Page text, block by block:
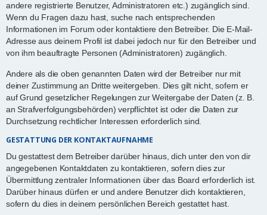
andere registrierte Benutzer, Administratoren etc.) zugänglich sind.
Wenn du Fragen dazu hast, suche nach entsprechenden
Informationen im Forum oder kontaktiere den Betreiber. Die E-Mail-
Adresse aus deinem Profil ist dabei jedoch nur für den Betreiber und
von ihm beauftragte Personen (Administratoren) zugänglich.
Andere als die oben genannten Daten wird der Betreiber nur mit
deiner Zustimmung an Dritte weitergeben. Dies gilt nicht, sofern er
auf Grund gesetzlicher Regelungen zur Weitergabe der Daten (z. B.
an Strafverfolgungsbehörden) verpflichtet ist oder die Daten zur
Durchsetzung rechtlicher Interessen erforderlich sind.
GESTATTUNG DER KONTAKTAUFNAHME
Du gestattest dem Betreiber darüber hinaus, dich unter den von dir
angegebenen Kontaktdaten zu kontaktieren, sofern dies zur
Übermittlung zentraler Informationen über das Board erforderlich ist.
Darüber hinaus dürfen er und andere Benutzer dich kontaktieren,
sofern du dies in deinem persönlichen Bereich gestattet hast.